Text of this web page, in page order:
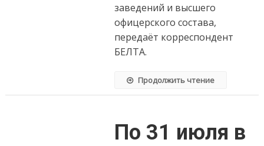
армией
заведений и высшего
офицерского состава,
передаёт корреспондент
БЕЛТА.
Продолжить чтение
По 31 июля в